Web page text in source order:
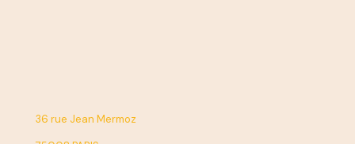
36 rue Jean Mermoz